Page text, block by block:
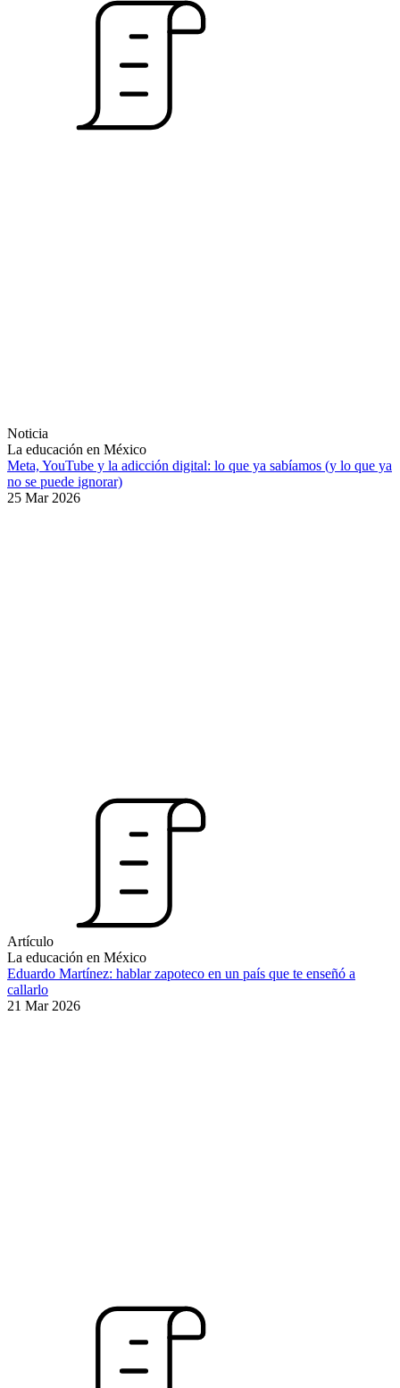
Noticia
La educación en México
Meta, YouTube y la adicción digital: lo que ya sabíamos (y lo que ya
no se puede ignorar)
25 Mar 2026
Artículo
La educación en México
Eduardo Martínez: hablar zapoteco en un país que te enseñó a
callarlo
21 Mar 2026